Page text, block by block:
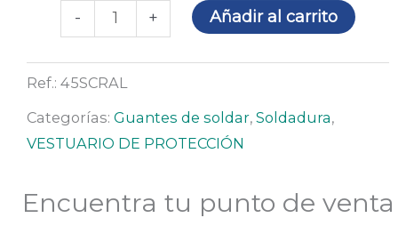
-
Guantes
de
soldador
45
cm
con
aluminizado
cantidad
+ Añadir al carrito
Ref.: 45SCRAL
Categorías: Guantes de soldar, Soldadura,
VESTUARIO DE PROTECCIÓN
Encuentra tu punto de venta